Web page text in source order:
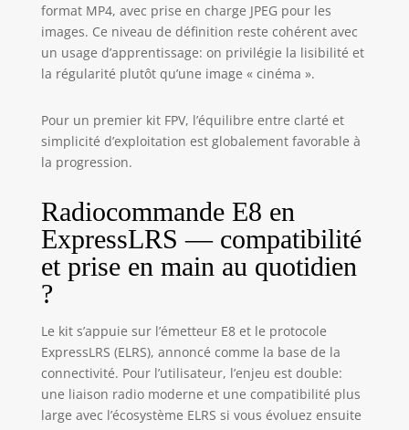
precision. This
system ensures
that every detail
of your flight is
captured in
definition quality.
Say goodbye to
crystal-clear
visuals that HD
Zero delivers. ✈
Alongside the
proudly unveil the
reimagined
Transporter 2 HD
FPV Goggle. It
features a
detachable screen
format MP4, avec prise en charge JPEG pour les
images. Ce niveau de définition reste cohérent avec
un usage d’apprentissage: on privilégie la lisibilité et
la régularité plutôt qu’une image « cinéma ».
Pour un premier kit FPV, l’équilibre entre clarté et
simplicité d’exploitation est globalement favorable à
la progression.
Radiocommande E8 en
ExpressLRS — compatibilité
et prise en main au quotidien
?
Le kit s’appuie sur l’émetteur E8 et le protocole
ExpressLRS (ELRS), annoncé comme la base de la
connectivité. Pour l’utilisateur, l’enjeu est double:
une liaison radio moderne et une compatibilité plus
large avec l’écosystème ELRS si vous évoluez ensuite